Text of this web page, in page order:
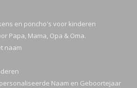
en poncho's voor kinderen
Papa, Mama, Opa & Oma.
naam
Naam en Geboortejaar